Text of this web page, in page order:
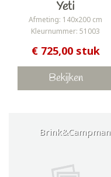
Yeti
Afmeting: 140x200 cm
Kleurnummer: 51003
€ 725,00 stuk
Bekijken
Brink&Campman